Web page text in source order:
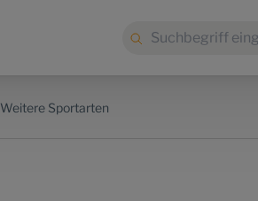
Weitere Sportarten
Suche: